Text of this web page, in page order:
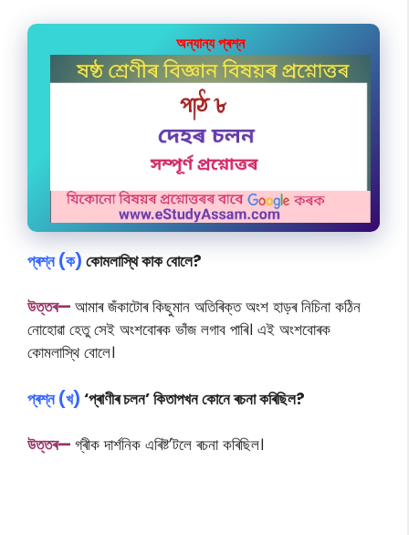
অন্যান্য প্ৰশ্ন
প্ৰশ্ন (ক) কোমলাস্থি কাক বোলে?
উত্তৰ— আমাৰ জঁকাটোৰ কিছুমান অতিৰিক্ত অংশ হাড়ৰ নিচিনা কঠিন
নোহোৱা হেতু সেই অংশবোৰক ভাঁজ লগাব পাৰি। এই অংশবোৰক
কোমলাস্থি বোলে।
প্ৰশ্ন (খ) ‘প্ৰাণীৰ চলন’ কিতাপখন কোনে ৰচনা কৰিছিল?
উত্তৰ— গ্ৰীক দাৰ্শনিক এৰিষ্ট’টলে ৰচনা কৰিছিল।